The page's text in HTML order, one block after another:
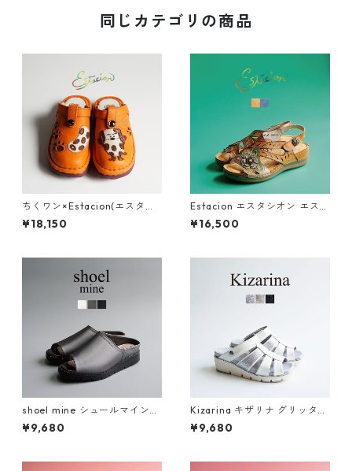
同じカテゴリの商品
ちくワン×Estacion(エスタシ
オン)コラボ ちくワンモチーフ
2way本革サボシューズ TGE68
¥18,150
Estacion エスタシオン エスニ
ック調フラワーカット本革ス
トラップサンダル 2522-5
¥16,500
shoel mine シュールマイン
ビジューアシンメトリー厚底
ミュールサンダル SM7656
¥9,680
Kizarina キザリナ グリッター
モチーフ2WAY厚底グルカサン
ダル KZ675
¥9,680